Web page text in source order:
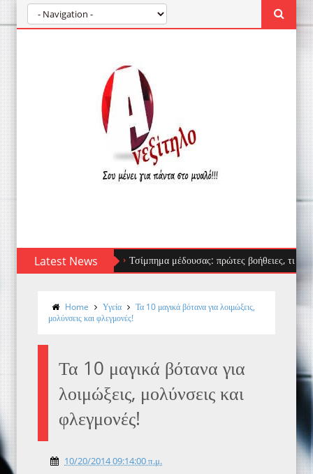
Latest NewsΤσίμπημα μέδουσας: πρώτες βοήθειες, τι να αποφύγεις
Home Υγεία
Τα 10 μαγικά βότανα για λοιμώξεις,
μολύνσεις και φλεγμονές!
Τα 10 μαγικά βότανα για
λοιμώξεις, μολύνσεις και
φλεγμονές!
10/20/2014 09:14:00 π.μ.